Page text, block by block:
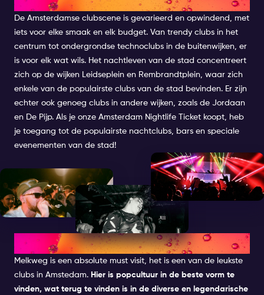
De Amsterdamse clubscene is gevarieerd en opwindend, met
iets voor elke smaak en elk budget. Van trendy clubs in het
centrum tot ondergrondse technoclubs in de buitenwijken, er
is voor elk wat wils. Het nachtleven van de stad concentreert
zich op de wijken Leidseplein en Rembrandtplein, waar zich
enkele van de populairste clubs van de stad bevinden. Er zijn
echter ook genoeg clubs in andere wijken, zoals de Jordaan
en De Pijp. Als je onze Amsterdam Nightlife Ticket koopt, heb
je toegang tot de populairste nachtclubs, bars en speciale
evenementen van de stad!
MELKWEG
Melkweg is een absolute must visit, het is een van de leukste
clubs in Amstedam. Hier is popcultuur in de beste vorm te
vinden, wat terug te vinden is in de diverse en legendarische